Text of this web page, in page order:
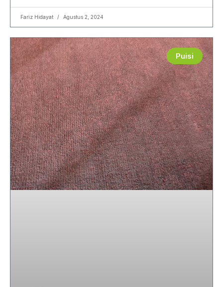
Fariz Hidayat Agustus 2, 2024
Puisi